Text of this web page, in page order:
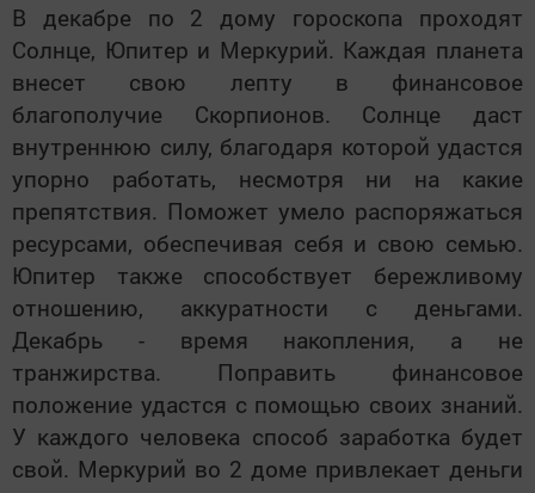
В декабре по 2 дому гороскопа проходят
Солнце, Юпитер и Меркурий. Каждая планета
внесет свою лепту в финансовое
благополучие Скорпионов. Солнце даст
внутреннюю силу, благодаря которой удастся
упорно работать, несмотря ни на какие
препятствия. Поможет умело распоряжаться
ресурсами, обеспечивая себя и свою семью.
Юпитер также способствует бережливому
отношению, аккуратности с деньгами.
Декабрь - время накопления, а не
транжирства. Поправить финансовое
положение удастся с помощью своих знаний.
У каждого человека способ заработка будет
свой. Меркурий во 2 доме привлекает деньги